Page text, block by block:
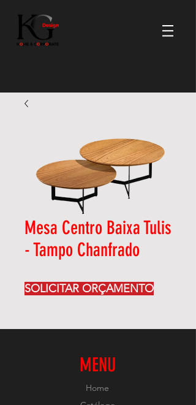
Mesa Centro Baixa Tulis
- Tampo Chanfrado
SOLICITAR ORÇAMENTO
MENU
Home